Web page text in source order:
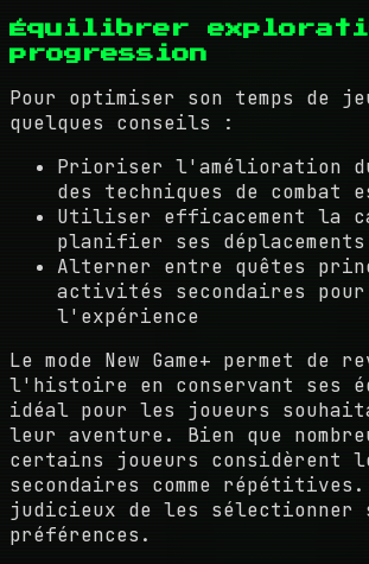
Équilibrer
progression
Pour optimiser son temps de
quelques conseils :
Prioriser l'amélioration
des techniques de combat
Utiliser efficacement la
planifier ses déplacements
Alterner entre quêtes
activités secondaires
l'expérience
Le mode New Game+ permet de
l'histoire en conservant ses
idéal pour les joueurs
leur aventure. Bien que
certains joueurs considèrent
secondaires comme
judicieux de les sélectionner
préférences.